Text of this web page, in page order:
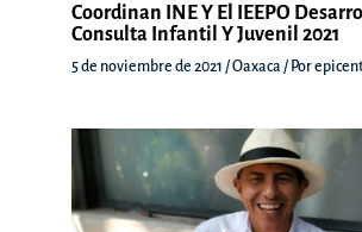
Coordinan INE Y El IEEPO
Consulta Infantil Y Juvenil 2021
5 de noviembre de 2021 /Oaxaca / Por